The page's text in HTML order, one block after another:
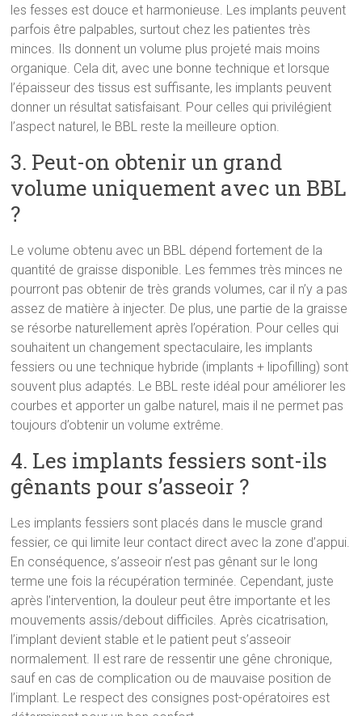
les fesses est douce et harmonieuse. Les implants peuvent
parfois être palpables, surtout chez les patientes très
minces. Ils donnent un volume plus projeté mais moins
organique. Cela dit, avec une bonne technique et lorsque
l’épaisseur des tissus est suffisante, les implants peuvent
donner un résultat satisfaisant. Pour celles qui privilégient
l’aspect naturel, le BBL reste la meilleure option.
3. Peut-on obtenir un grand
volume uniquement avec un BBL
?
Le volume obtenu avec un BBL dépend fortement de la
quantité de graisse disponible. Les femmes très minces ne
pourront pas obtenir de très grands volumes, car il n’y a pas
assez de matière à injecter. De plus, une partie de la graisse
se résorbe naturellement après l’opération. Pour celles qui
souhaitent un changement spectaculaire, les implants
fessiers ou une technique hybride (implants + lipofilling) sont
souvent plus adaptés. Le BBL reste idéal pour améliorer les
courbes et apporter un galbe naturel, mais il ne permet pas
toujours d’obtenir un volume extrême.
4. Les implants fessiers sont-ils
gênants pour s’asseoir ?
Les implants fessiers sont placés dans le muscle grand
fessier, ce qui limite leur contact direct avec la zone d’appui.
En conséquence, s’asseoir n’est pas gênant sur le long
terme une fois la récupération terminée. Cependant, juste
après l’intervention, la douleur peut être importante et les
mouvements assis/debout difficiles. Après cicatrisation,
l’implant devient stable et le patient peut s’asseoir
normalement. Il est rare de ressentir une gêne chronique,
sauf en cas de complication ou de mauvaise position de
l’implant. Le respect des consignes post-opératoires est